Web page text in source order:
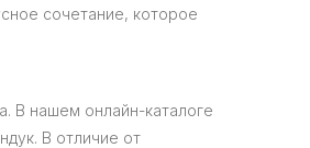
сочетание, которое
В нашем онлайн-каталоге
В отличие от